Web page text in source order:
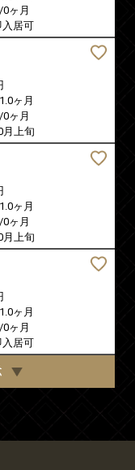
/0ヶ月
居可
1.0ヶ月
/0ヶ月
月上旬
1.0ヶ月
/0ヶ月
月上旬
1.0ヶ月
/0ヶ月
居可